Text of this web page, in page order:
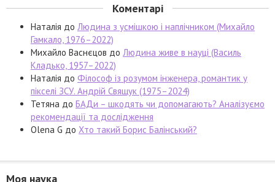
Коментарі
Наталія до Людина з усмішкою і наплічником (Михайло
Гамкало, 1976–2022)
Михайло Васнєцов до Людина живе в науці (Василь
Кладько, 1957–2022)
Наталія до Філософ із розумом інженера, романтик у
пікселі ЗСУ. Андрій Свящук (1975–2024)
Тетяна до БАДи – шкодять чи допомагають? Аналізуємо
рекомендації та дослідження
Olena G до Хто такий Борис Балінський?
Моя наука